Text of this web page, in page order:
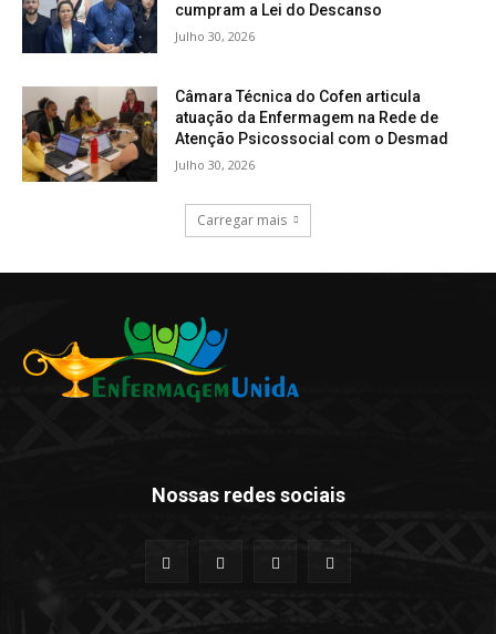
cumpram a Lei do Descanso
Julho 30, 2026
Câmara Técnica do Cofen articula
atuação da Enfermagem na Rede de
Atenção Psicossocial com o Desmad
Julho 30, 2026
Carregar mais
Nossas redes sociais